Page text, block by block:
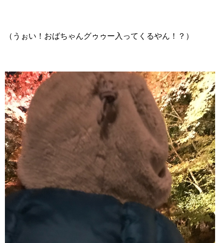
（うぉい！おばちゃんグゥゥー入ってくるやん！？）